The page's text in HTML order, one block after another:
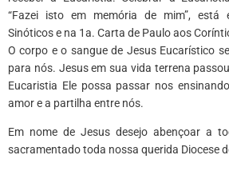
“Fazei isto em memória de mim”, está
Sinóticos e na 1a. Carta de Paulo aos
O corpo e o sangue de Jesus Eucarístico
para nós. Jesus em sua vida terrena
Eucaristia Ele possa passar nos
amor e a partilha entre nós.
Em nome de Jesus desejo abençoar a
sacramentado toda nossa querida Diocese